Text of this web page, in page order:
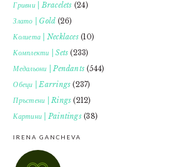
Гривни | Bracelets (24)
Злато | Gold (26)
Колиета | Necklaces(10)
Комплекти | Sets (233)
Медальони | Pendants (544)
Обеци | Earrings (237)
Пръстени | Rings (212)
Картини | Paintings(38)
IRENA GANCHEVA